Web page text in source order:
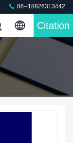
86--18826313442
Citation